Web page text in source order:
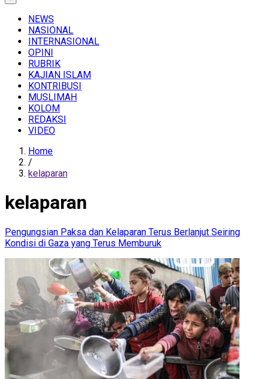
NEWS
NASIONAL
INTERNASIONAL
OPINI
RUBRIK
KAJIAN ISLAM
KONTRIBUSI
MUSLIMAH
KOLOM
REDAKSI
VIDEO
Home
/
kelaparan
kelaparan
Pengungsian Paksa dan Kelaparan Terus Berlanjut Seiring
Kondisi di Gaza yang Terus Memburuk